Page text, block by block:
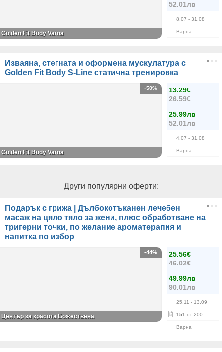
52.01лв
8.07 - 31.08
Варна
Golden Fit Body Varna
Изваяна, стегната и оформена мускулатура с
Golden Fit Body S-Line статична тренировка
13.29€
26.59€
25.99лв
52.01лв
4.07 - 31.08
Варна
-50%
Golden Fit Body Varna
Други популярни оферти:
Подарък с грижа | Дълбокотъканен лечебен
масаж на цяло тяло за жени, плюс обработване на
тригерни точки, по желание ароматерапия и
напитка по избор
25.56€
46.02€
49.99лв
90.01лв
25.11 - 13.09
151 от 200
Варна
-44%
Център за красота Божествена